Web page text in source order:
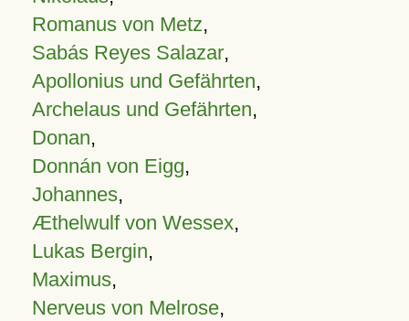
Romanus von Metz,
Sabás Reyes Salazar,
Apollonius und Gefährten,
Archelaus und Gefährten,
Donan,
Donnán von Eigg,
Johannes,
Æthelwulf von Wessex,
Lukas Bergin,
Maximus,
Nerveus von Melrose,